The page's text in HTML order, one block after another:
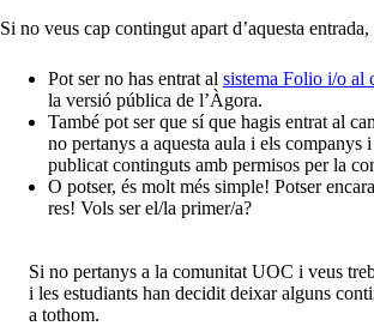
Si no veus cap contingut apart d’aquesta
Pot ser no has entrat al sistema Folio i/o al
la versió pública de l’Àgora.
També pot ser que sí que hagis entrat al
no pertanys a aquesta aula i els companys
publicat continguts amb permisos per la
O potser, és molt més simple! Potser
res! Vols ser el/la primer/a?
Si no pertanys a la comunitat UOC i veus
i les estudiants han decidit deixar alguns
a tothom.